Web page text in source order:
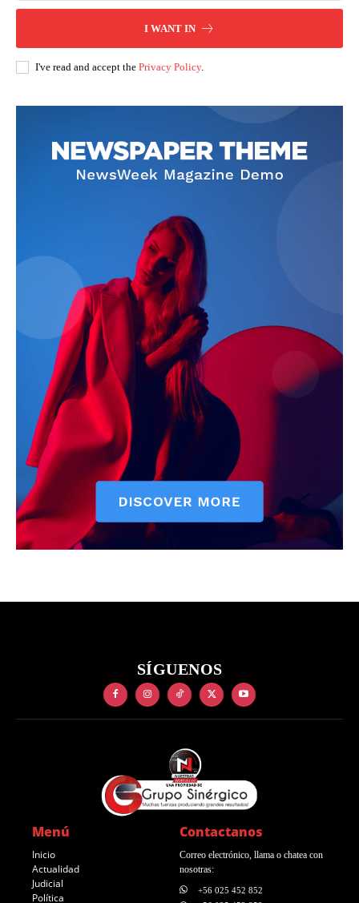
I WANT IN
I've read and accept the Privacy Policy.
SÍGUENOS
Menú
Inicio
Actualidad
Judicial
Política
Contactanos
Correo electrónico, llama o chatea con
nosotras:
+56 025 452 852